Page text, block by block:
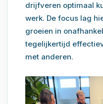
drijfveren optimaal
werk. De focus lag
groeien in
tegelijkertijd
met anderen.